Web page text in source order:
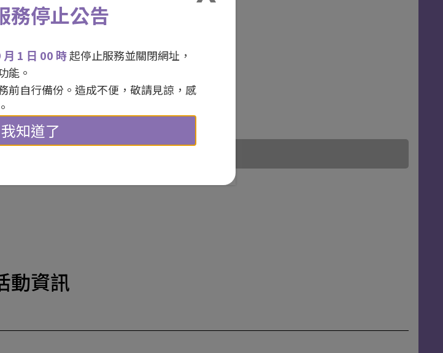
務停止公告
1 日 00 時起停止服務並關閉網址，
能。
前自行備份。造成不便，敬請見諒，感
我知道了
年07月22日 09:00 ~ 16:30
學院大樓101展覽室
青AI特攻隊
人
動資訊